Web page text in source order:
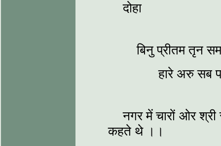
दोहा
बिनु प्रीतम तृन
हारे अरु सब
नगर में चारों ओर श्री
कहते थे ।।